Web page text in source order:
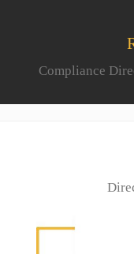
Compliance